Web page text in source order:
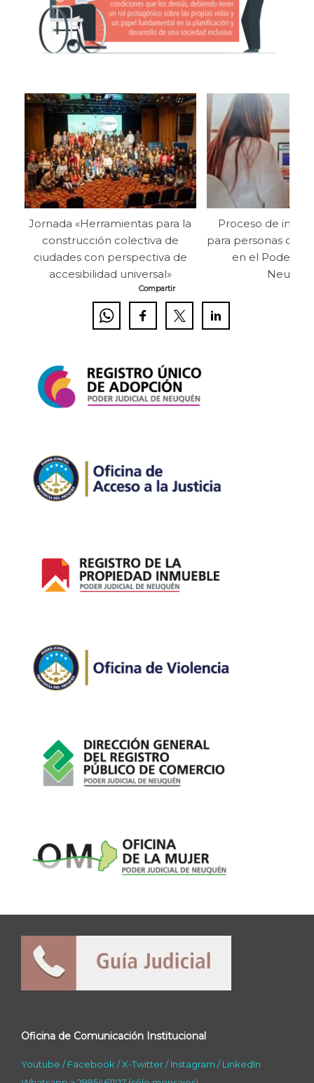
Jornada «Herramientas para la
construcción colectiva de
ciudades con perspectiva de
accesibilidad universal»
Proceso de
para personas con
en el Poder
Compartir
Oficina de Comunicación Institucional
Youtube /Facebook /X-Twitter/Instagram /LinkedIn